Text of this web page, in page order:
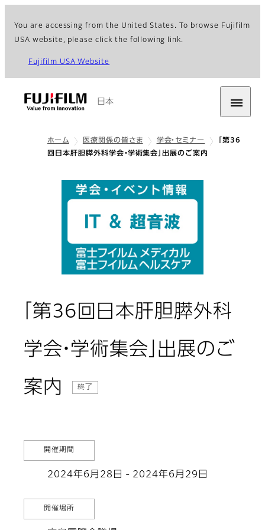
You are accessing from the United States. To browse Fujifilm
USA website, please click the following link.
Fujifilm USA Website
日本
ホーム 医療関係の皆さま 学会・セミナー
「第36
回日本肝胆膵外科学会・学術集会」出展のご案内
「第36回日本肝胆膵外科
学会・学術集会」出展のご
案内
終了
開催期間
2024年6月28日 - 2024年6月29日
開催場所